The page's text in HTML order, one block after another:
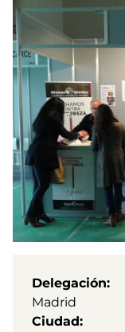
Delegación
Madrid
Ciudad